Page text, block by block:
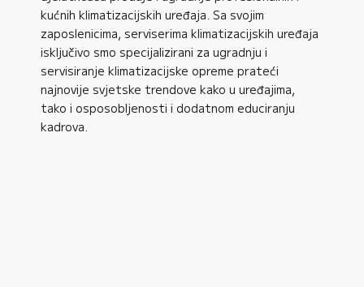
kućnih klimatizacijskih uređaja. Sa svojim
zaposlenicima, serviserima klimatizacijskih uređaja
isključivo smo specijalizirani za ugradnju i
servisiranje klimatizacijske opreme prateći
najnovije svjetske trendove kako u uređajima,
tako i osposobljenosti i dodatnom educiranju
kadrova.